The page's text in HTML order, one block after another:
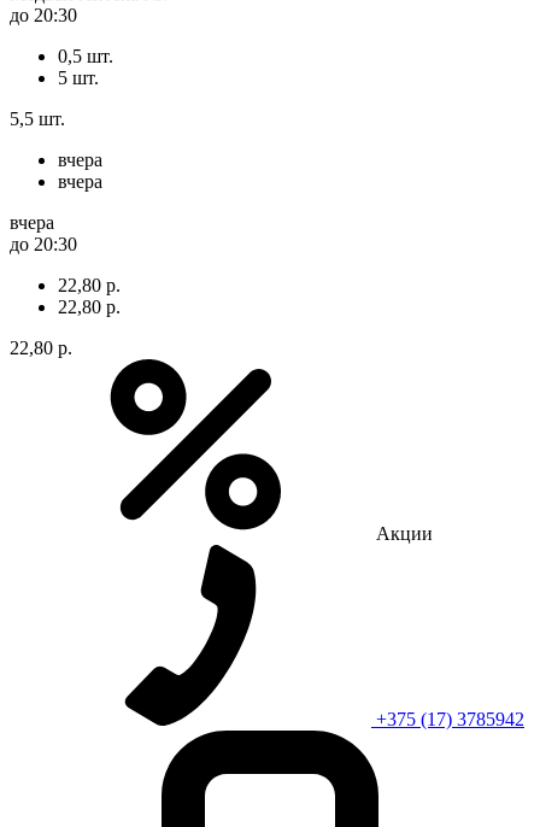
до 20:30
0,5 шт.
5 шт.
5,5 шт.
вчера
вчера
вчера
до 20:30
22,80 р.
22,80 р.
22,80 р.
Акции
+375 (17) 3785942